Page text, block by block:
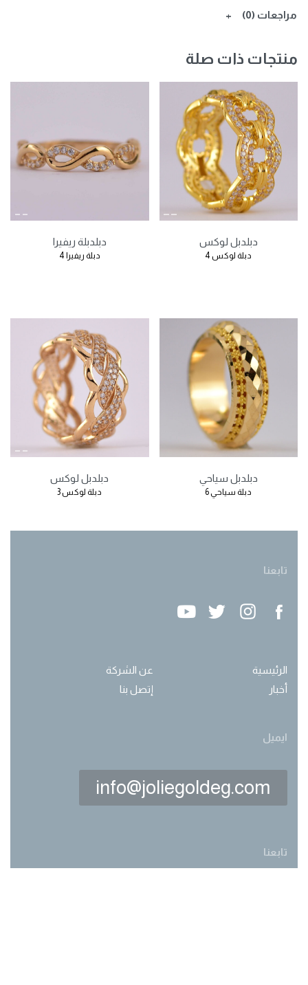
مراجعات (0)
منتجات ذات صلة
دبلدبل لوكس
دبلة لوكس 4
دبلدبلة ريفيرا
دبلة ريفيرا 4
دبلدبل سياحي
دبلة سياحي 6
دبلدبل لوكس
دبلة لوكس 3
تابعنا
الرئيسية
عن الشركة
أخبار
إتصل بنا
ايميل
info@joliegoldeg.com
تابعنا